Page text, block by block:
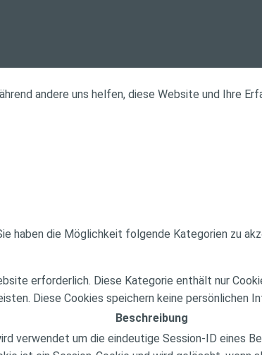
andere uns helfen, diese Website und Ihre
haben die Möglichkeit folgende Kategorien zu
erforderlich. Diese Kategorie enthält nur
Diese Cookies speichern keine persönlichen
Beschreibung
verwendet um die eindeutige Session-ID eines